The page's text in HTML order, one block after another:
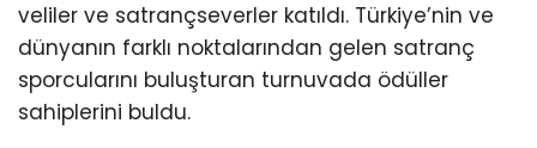
veliler ve satrançseverler katıldı. Türkiye’nin ve
dünyanın farklı noktalarından gelen satranç
sporcularını buluşturan turnuvada ödüller
sahiplerini buldu.